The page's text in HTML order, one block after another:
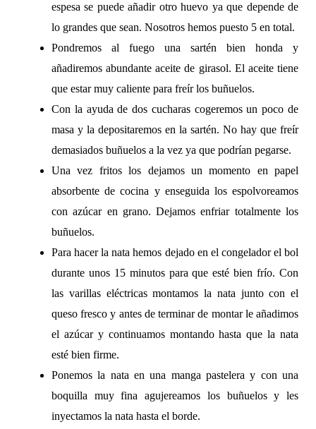
espesa se puede añadir otro huevo ya que depende de
lo grandes que sean. Nosotros hemos puesto 5 en total.
Pondremos al fuego una sartén bien honda y
añadiremos abundante aceite de girasol. El aceite tiene
que estar muy caliente para freír los buñuelos.
Con la ayuda de dos cucharas cogeremos un poco de
masa y la depositaremos en la sartén. No hay que freír
demasiados buñuelos a la vez ya que podrían pegarse.
Una vez fritos los dejamos un momento en papel
absorbente de cocina y enseguida los espolvoreamos
con azúcar en grano. Dejamos enfriar totalmente los
buñuelos.
Para hacer la nata hemos dejado en el congelador el bol
durante unos 15 minutos para que esté bien frío. Con
las varillas eléctricas montamos la nata junto con el
queso fresco y antes de terminar de montar le añadimos
el azúcar y continuamos montando hasta que la nata
esté bien firme.
Ponemos la nata en una manga pastelera y con una
boquilla muy fina agujereamos los buñuelos y les
inyectamos la nata hasta el borde.